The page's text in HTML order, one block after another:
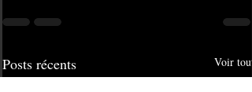
Posts récents Voir tout